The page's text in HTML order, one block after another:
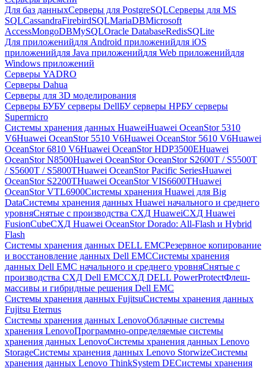
Для баз данныхСерверы для PostgreSQLСерверы для MS
SQLCassandraFirebirdSQLMariaDBMicrosoft
AccessMongoDBMySQLOracle DatabaseRedisSQLite
Для приложенийдля Android приложенийдля iOS
приложенийдля Java приложенийдля Web приложенийдля
Windows приложений
Серверы YADRO
Серверы Dahua
Серверы для 3D моделирования
Серверы БУБУ серверы DellБУ серверы HPБУ серверы
Supermicro
Системы хранения данных HuaweiHuawei OceanStor 5310
V6Huawei OceanStor 5510 V6Huawei OceanStor 5610 V6Huawei
OceanStor 6810 V6Huawei OceanStor HDP3500EHuawei
OceanStor N8500Huawei OceanStor OceanStor S2600T / S5500T
/ S5600T / S5800THuawei OceanStor Pacific SeriesHuawei
OceanStor S2200THuawei OceanStor VIS6600THuawei
OceanStor VTL6900Системы хранения Huawei для Big
DataСистемы хранения данных Huawei начального и среднего
уровняСнятые с производства СХД HuaweiСХД Huawei
FusionCubeСХД Huawei OceanStor Dorado: All-Flash и Hybrid
Flash
Системы хранения данных DELL EMCРезервное копирование
и восстановление данных Dell EMCСистемы хранения
данных Dell EMC начального и среднего уровняСнятые с
производства СХД Dell EMCСХД DELL PowerProtectФлеш-
массивы и гибридные решения Dell EMC
Системы хранения данных FujitsuСистемы хранения данных
Fujitsu Eternus
Системы хранения данных LenovoОблачные системы
хранения LenovoПрограммно-определяемые системы
хранения данных LenovoСистемы хранения данных Lenovo
StorageСистемы хранения данных Lenovo StorwizeСистемы
хранения данных Lenovo ThinkSystem DEСистемы хранения